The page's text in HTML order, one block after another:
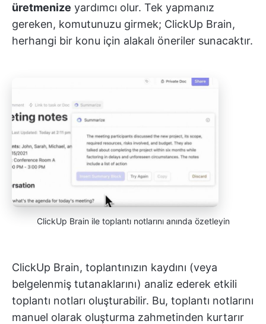
üretmenize yardımcı olur. Tek yapmanız
gereken, komutunuzu girmek; ClickUp Brain,
herhangi bir konu için alakalı öneriler sunacaktır.
ClickUp Brain ile toplantı notlarını anında özetleyin
ClickUp Brain, toplantınızın kaydını (veya
belgelenmiş tutanaklarını) analiz ederek etkili
toplantı notları oluşturabilir. Bu, toplantı notlarını
manuel olarak oluşturma zahmetinden kurtarır